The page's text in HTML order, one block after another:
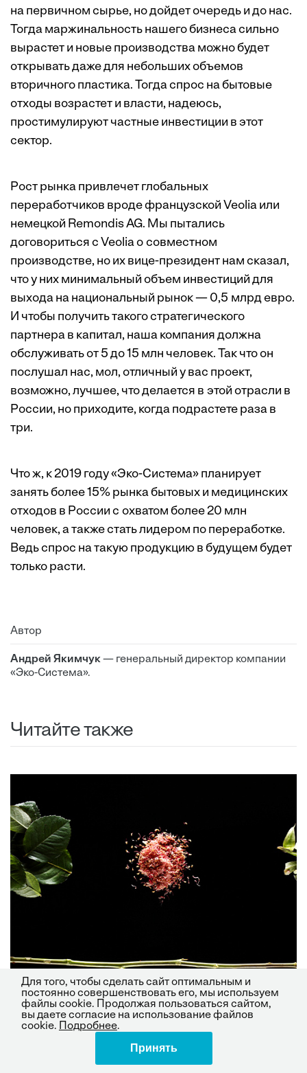
на первичном сырье, но дойдет очередь и до нас.
Тогда маржинальность нашего бизнеса сильно
вырастет и новые производства можно будет
открывать даже для небольших объемов
вторичного пластика. Тогда спрос на бытовые
отходы возрастет и власти, надеюсь,
простимулируют частные инвестиции в этот
сектор.
Рост рынка привлечет глобальных
переработчиков вроде французской Veolia или
немецкой Remondis AG. Мы пытались
договориться с Veolia о совместном
производстве, но их вице-президент нам сказал,
что у них минимальный объем инвестиций для
выхода на национальный рынок — 0,5 млрд евро.
И чтобы получить такого стратегического
партнера в капитал, наша компания должна
обслуживать от 5 до 15 млн человек. Так что он
послушал нас, мол, отличный у вас проект,
возможно, лучшее, что делается в этой отрасли в
России, но приходите, когда подрастете раза в
три.
Что ж, к 2019 году «Эко-Система» планирует
занять более 15% рынка бытовых и медицинских
отходов в России с охватом более 20 млн
человек, а также стать лидером по переработке.
Ведь спрос на такую продукцию в будущем будет
только расти.
Автор
Андрей Якимчук— генеральный директор компании
«Эко-Система».
Читайте также
Для того, чтобы сделать сайт оптимальным и
постоянно совершенствовать его, мы используем
файлы cookie. Продолжая пользоваться сайтом,
вы даете согласие на использование файлов
cookie.
Подробнее.
Принять